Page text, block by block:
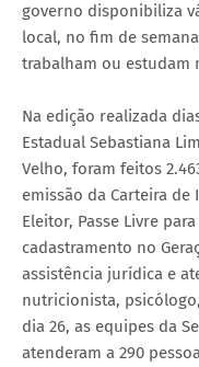
governo disponibiliza
local, no fim de
trabalham ou estudam
Na edição realizada
Estadual Sebastiana
Velho, foram feitos
emissão da Carteira de
Eleitor, Passe Livre
cadastramento no
assistência jurídica e
nutricionista,
dia 26, as equipes da
atenderam a 290